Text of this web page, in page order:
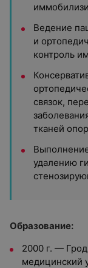
Ведение
и
контроль
связок,
тканей
удалению
Образование:
2000 г. —
медицинский